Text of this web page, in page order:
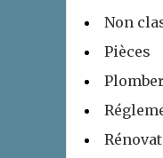
Non
Pièces